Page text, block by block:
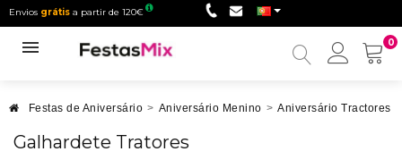
Envios grátis a partir de 120€
0
Minha
Festas de Aniversário > Aniversário Menino > Aniversário Tractores
Galhardete Tratores